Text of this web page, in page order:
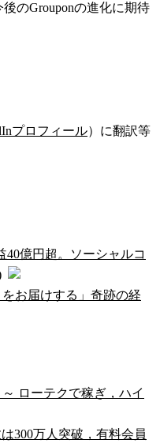
のGrouponの進化に期待
プロフィール）に翻訳等
40億円超。ソーシャルコ
お届けする」奇跡の経
ローテクで稼ぎ，ハイ
300万人突破，有料会員